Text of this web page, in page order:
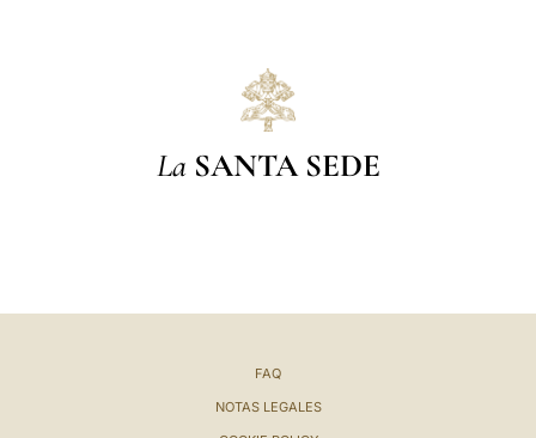
La SANTA SEDE
FAQ
NOTAS LEGALES